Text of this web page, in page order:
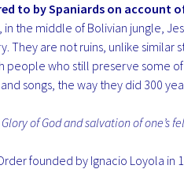
to by Spaniards on account
in the middle of Bolivian jungle,
They are not ruins, unlike
people who still preserve some
songs, the way they did 300
of God and salvation of one’s
founded by Ignacio Loyola in